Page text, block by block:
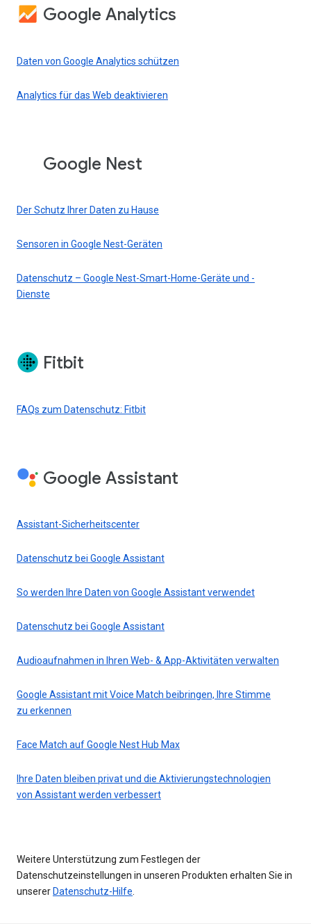
Google Analytics
Daten von Google Analytics schützen
Analytics für das Web deaktivieren
Google Nest
Der Schutz Ihrer Daten zu Hause
Sensoren in Google Nest-Geräten
Datenschutz – Google Nest-Smart-Home-Geräte und -
Dienste
Fitbit
FAQs zum Datenschutz: Fitbit
Google Assistant
Assistant-Sicherheitscenter
Datenschutz bei Google Assistant
So werden Ihre Daten von Google Assistant verwendet
Datenschutz bei Google Assistant
Audioaufnahmen in Ihren Web- & App-Aktivitäten verwalten
Google Assistant mit Voice Match beibringen, Ihre Stimme
zu erkennen
Face Match auf Google Nest Hub Max
Ihre Daten bleiben privat und die Aktivierungstechnologien
von Assistant werden verbessert
Weitere Unterstützung zum Festlegen der
Datenschutzeinstellungen in unseren Produkten erhalten Sie in
unserer Datenschutz-Hilfe.